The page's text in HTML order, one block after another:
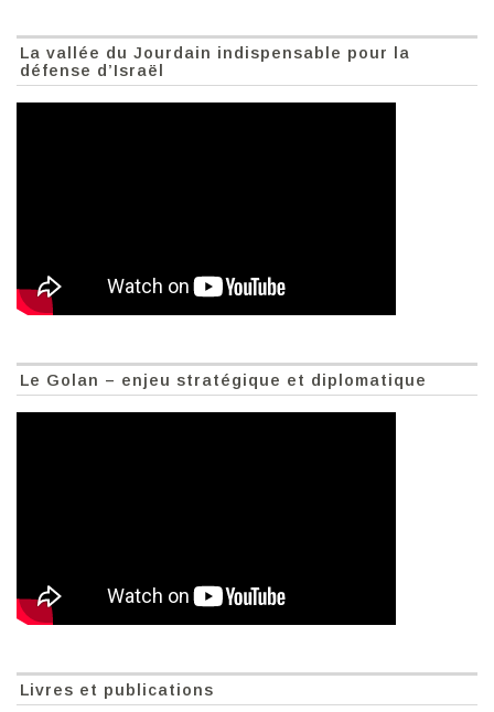
La vallée du Jourdain indispensable pour la
défense d’Israël
Le Golan – enjeu stratégique et diplomatique
Livres et publications